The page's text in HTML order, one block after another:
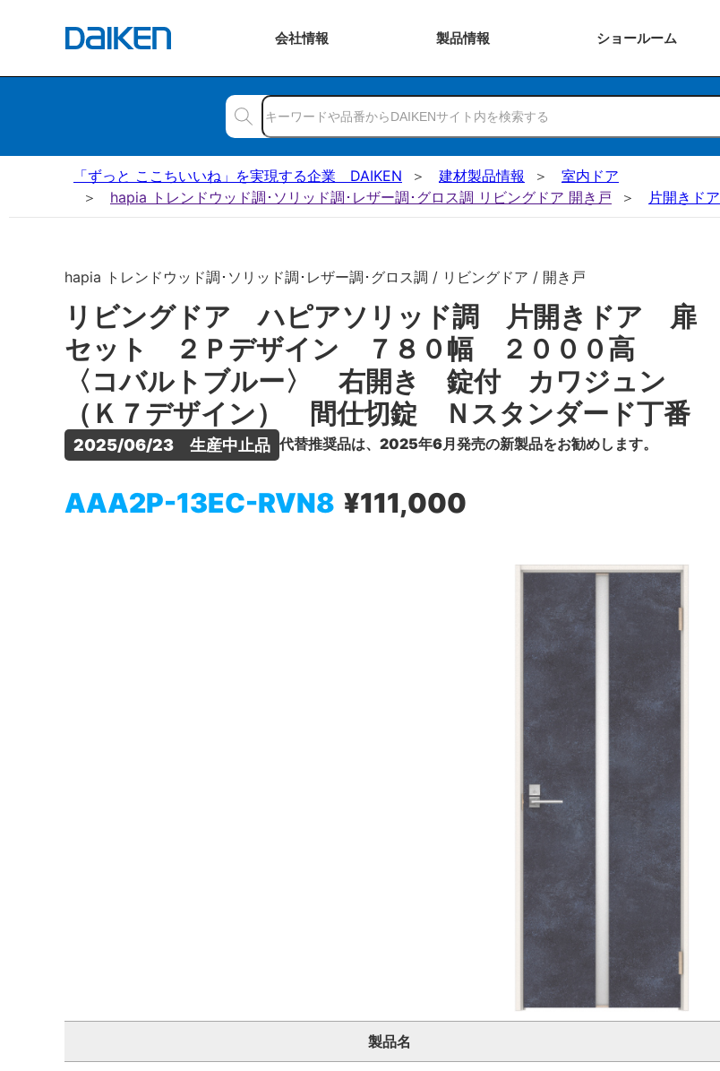
会社情報 製品情報 ショールーム
「ずっと ここちいいね」を実現する企業 DAIKEN 建材製品情報
室内ドア
hapia トレンドウッド調･ソリッド調･レザー調･グロス調 リビングドア 開き戸
片開きドア
hapia トレンドウッド調･ソリッド調･レザー調･グロス調 / リビングドア / 開き戸
リビングドア ハピアソリッド調 片開きドア 扉
セット ２Ｐデザイン ７８０幅 ２０００高
〈コバルトブルー〉 右開き 錠付 カワジュン
（Ｋ７デザイン） 間仕切錠 Ｎスタンダード丁番
2025/06/23　生産中止品 代替推奨品は、2025年6月発売の新製品をお勧めします。
AAA2P-13EC-RVN8 ¥111,000
製品名